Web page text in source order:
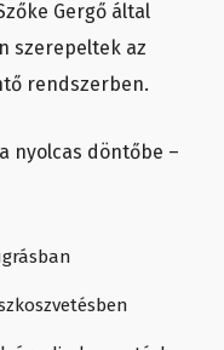
Gergő által
szerepeltek az
rendszerben.
nyolcas döntőbe –